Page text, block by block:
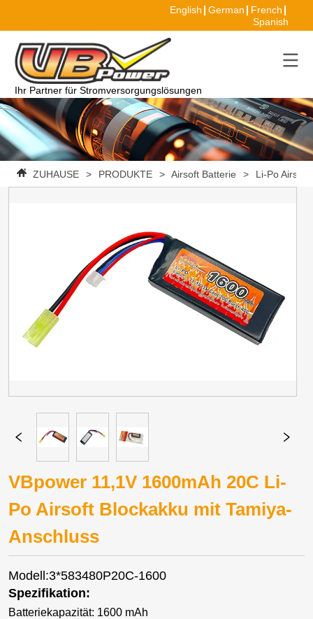
English German
French
Spanish
Ihr Partner für Stromversorgungslösungen
ZUHAUSE > PRODUKTE > Airsoft Batterie > Li-Po Airsoft
VBpower 11,1V 1600mAh 20C Li-
Po Airsoft Blockakku mit Tamiya-
Anschluss
Modell:3*583480P20C-1600
Spezifikation:
Batteriekapazität: 1600 mAh